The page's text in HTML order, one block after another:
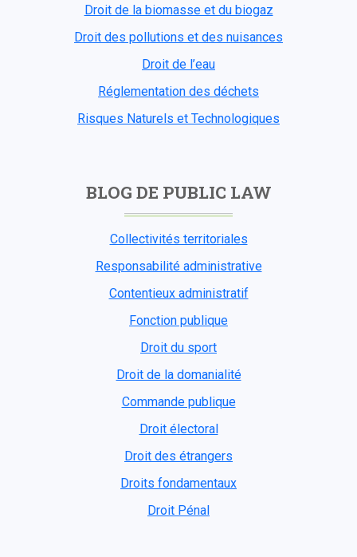
Droit de la biomasse et du biogaz
Droit des pollutions et des nuisances
Droit de l’eau
Réglementation des déchets
Risques Naturels et Technologiques
BLOG DE PUBLIC LAW
Collectivités territoriales
Responsabilité administrative
Contentieux administratif
Fonction publique
Droit du sport
Droit de la domanialité
Commande publique
Droit électoral
Droit des étrangers
Droits fondamentaux
Droit Pénal